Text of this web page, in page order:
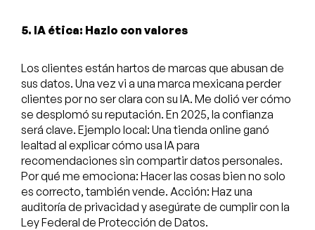
5. IA ética: Hazlo con valores
Los clientes están hartos de marcas que abusan de
sus datos. Una vez vi a una marca mexicana perder
clientes por no ser clara con su IA. Me dolió ver cómo
se desplomó su reputación. En 2025, la confianza
será clave. Ejemplo local: Una tienda online ganó
lealtad al explicar cómo usa IA para
recomendaciones sin compartir datos personales.
Por qué me emociona: Hacer las cosas bien no solo
es correcto, también vende. Acción: Haz una
auditoría de privacidad y asegúrate de cumplir con la
Ley Federal de Protección de Datos.